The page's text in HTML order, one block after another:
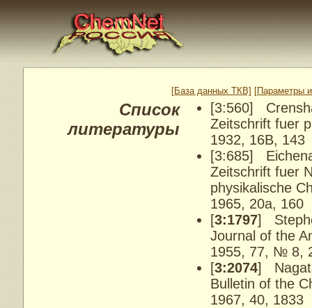
[База данных ТКВ] [Параметры
Список
литературы
[3:560]
Zeitschrift fuer
1932, 16B, 143
[3:685]
Zeitschrift fuer
physikalische
1965, 20a, 160
[3:1797]
Journal of the
1955, 77, № 8,
[3:2074]
Bulletin of the
1967, 40, 1833